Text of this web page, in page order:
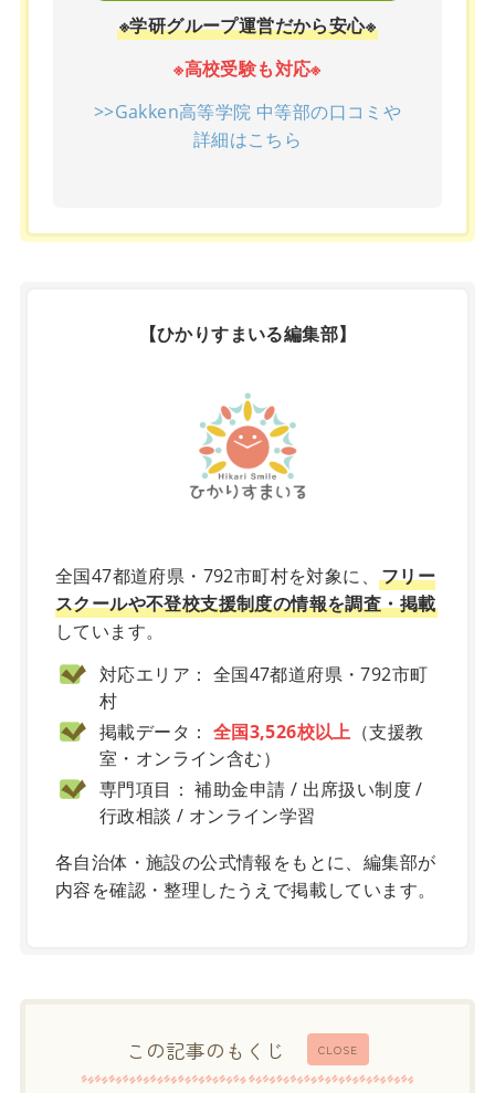
※学研グループ運営だから安心※
※高校受験も対応※
>>Gakken高等学院 中等部の口コミや
詳細はこちら
【ひかりすまいる編集部】
全国47都道府県・792市町村を対象に、 フリー
スクールや不登校支援制度の情報を調査・掲載
しています。
対応エリア： 全国47都道府県・792市町
村
掲載データ： 全国3,526校以上 （支援教
室・オンライン含む）
専門項目： 補助金申請 / 出席扱い制度 /
行政相談 / オンライン学習
各自治体・施設の公式情報をもとに、編集部が
内容を確認・整理したうえで掲載しています。
CLOSE
この記事のもくじ